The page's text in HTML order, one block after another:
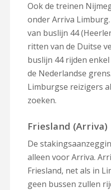
Ook de treinen
onder Arriva
van buslijn 44
ritten van de Duitse
buslijn 44 rijden
de Nederlandse
Limburgse reizigers
zoeken.
Friesland (Arriva)
De
alleen voor Arriva.
Friesland, net als in
geen bussen zullen